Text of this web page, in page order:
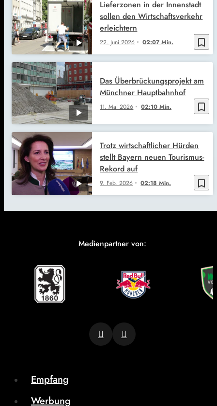
bookmark_border
22. Juni 2026 02:07 Min.
Lieferzonen in der Innenstadt
sollen den Wirtschaftsverkehr
erleichtern
bookmark_border
11. Mai 2026 02:10 Min.
Das Überbrückungsprojekt am
Münchner Hauptbahnhof
bookmark_border
9. Feb. 2026 02:18 Min.
Trotz wirtschaftlicher Hürden
stellt Bayern neuen Tourismus-
Rekord auf
Medienpartner von:
Empfang
Werbung